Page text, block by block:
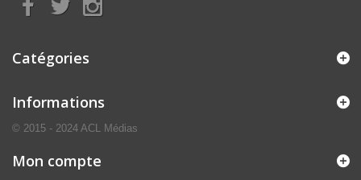
Catégories
Informations
© 2015 - 2024 ACL Médias
Mon compte